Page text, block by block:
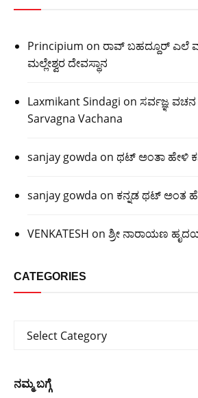
Principium on ರಾವ್ ಬಹದ್ದೂರ್ ಎಲೆ
ಮಲ್ಲೇಶ್ವರ ದೇವಸ್ಥಾನ
Laxmikant Sindagi on ಸರ್ವಜ್ಞ
Sarvagna Vachana
sanjay gowda on ಥಟ್ ಅಂತಾ ಹೇಳಿ
sanjay gowda on ಕನ್ನಡ ಥಟ್ ಅಂತ
VENKATESH on ಶ್ರೀ ನಾರಾಯಣ
CATEGORIES
Categories
Select Category
ನಮ್ಮ ಬಗ್ಗೆ